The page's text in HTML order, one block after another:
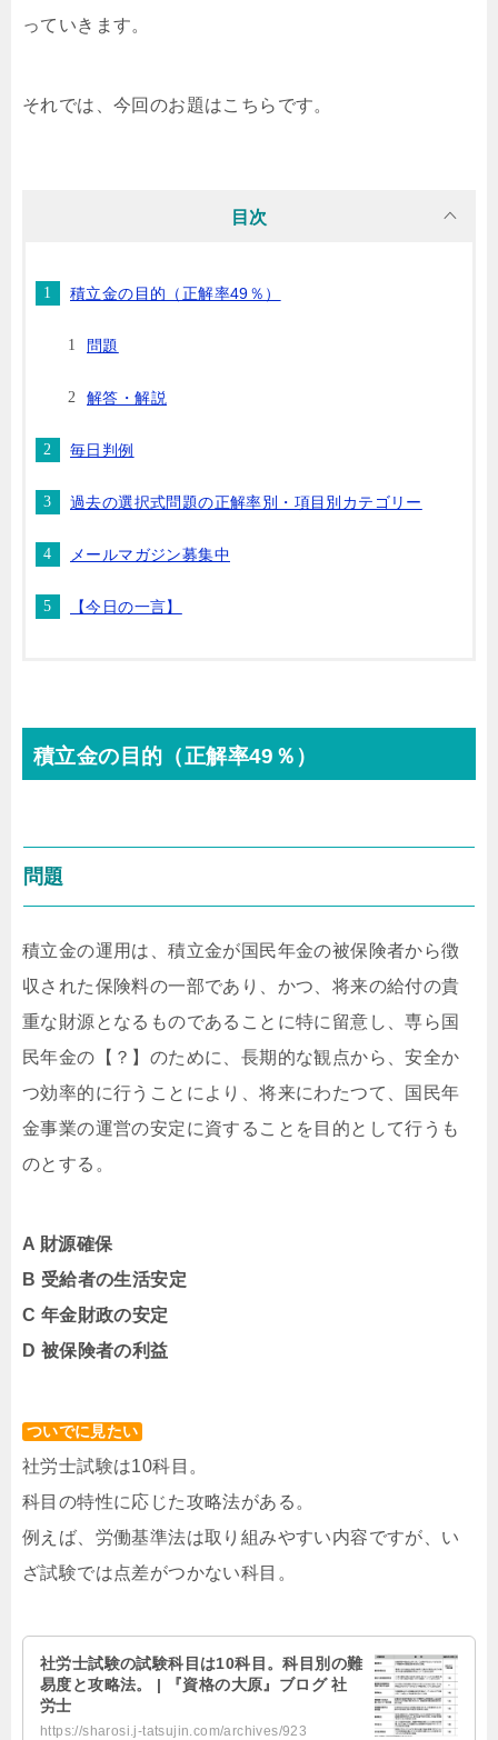
っていきます。
それでは、今回のお題はこちらです。
目次
積立金の目的（正解率49％）
問題
解答・解説
毎日判例
過去の選択式問題の正解率別・項目別カテゴリー
メールマガジン募集中
【今日の一言】
積立金の目的（正解率49％）
問題
積立金の運用は、積立金が国民年金の被保険者から徴
収された保険料の一部であり、かつ、将来の給付の貴
重な財源となるものであることに特に留意し、専ら国
民年金の【？】のために、長期的な観点から、安全か
つ効率的に行うことにより、将来にわたつて、国民年
金事業の運営の安定に資することを目的として行うも
のとする。
A 財源確保
B 受給者の生活安定
C 年金財政の安定
D 被保険者の利益
ついでに見たい
社労士試験は10科目。
科目の特性に応じた攻略法がある。
例えば、労働基準法は取り組みやすい内容ですが、い
ざ試験では点差がつかない科目。
社労士試験の試験科目は10科目。科目別の難
易度と攻略法。 | 『資格の大原』ブログ 社
労士
https://sharosi.j-tatsujin.com/archives/923